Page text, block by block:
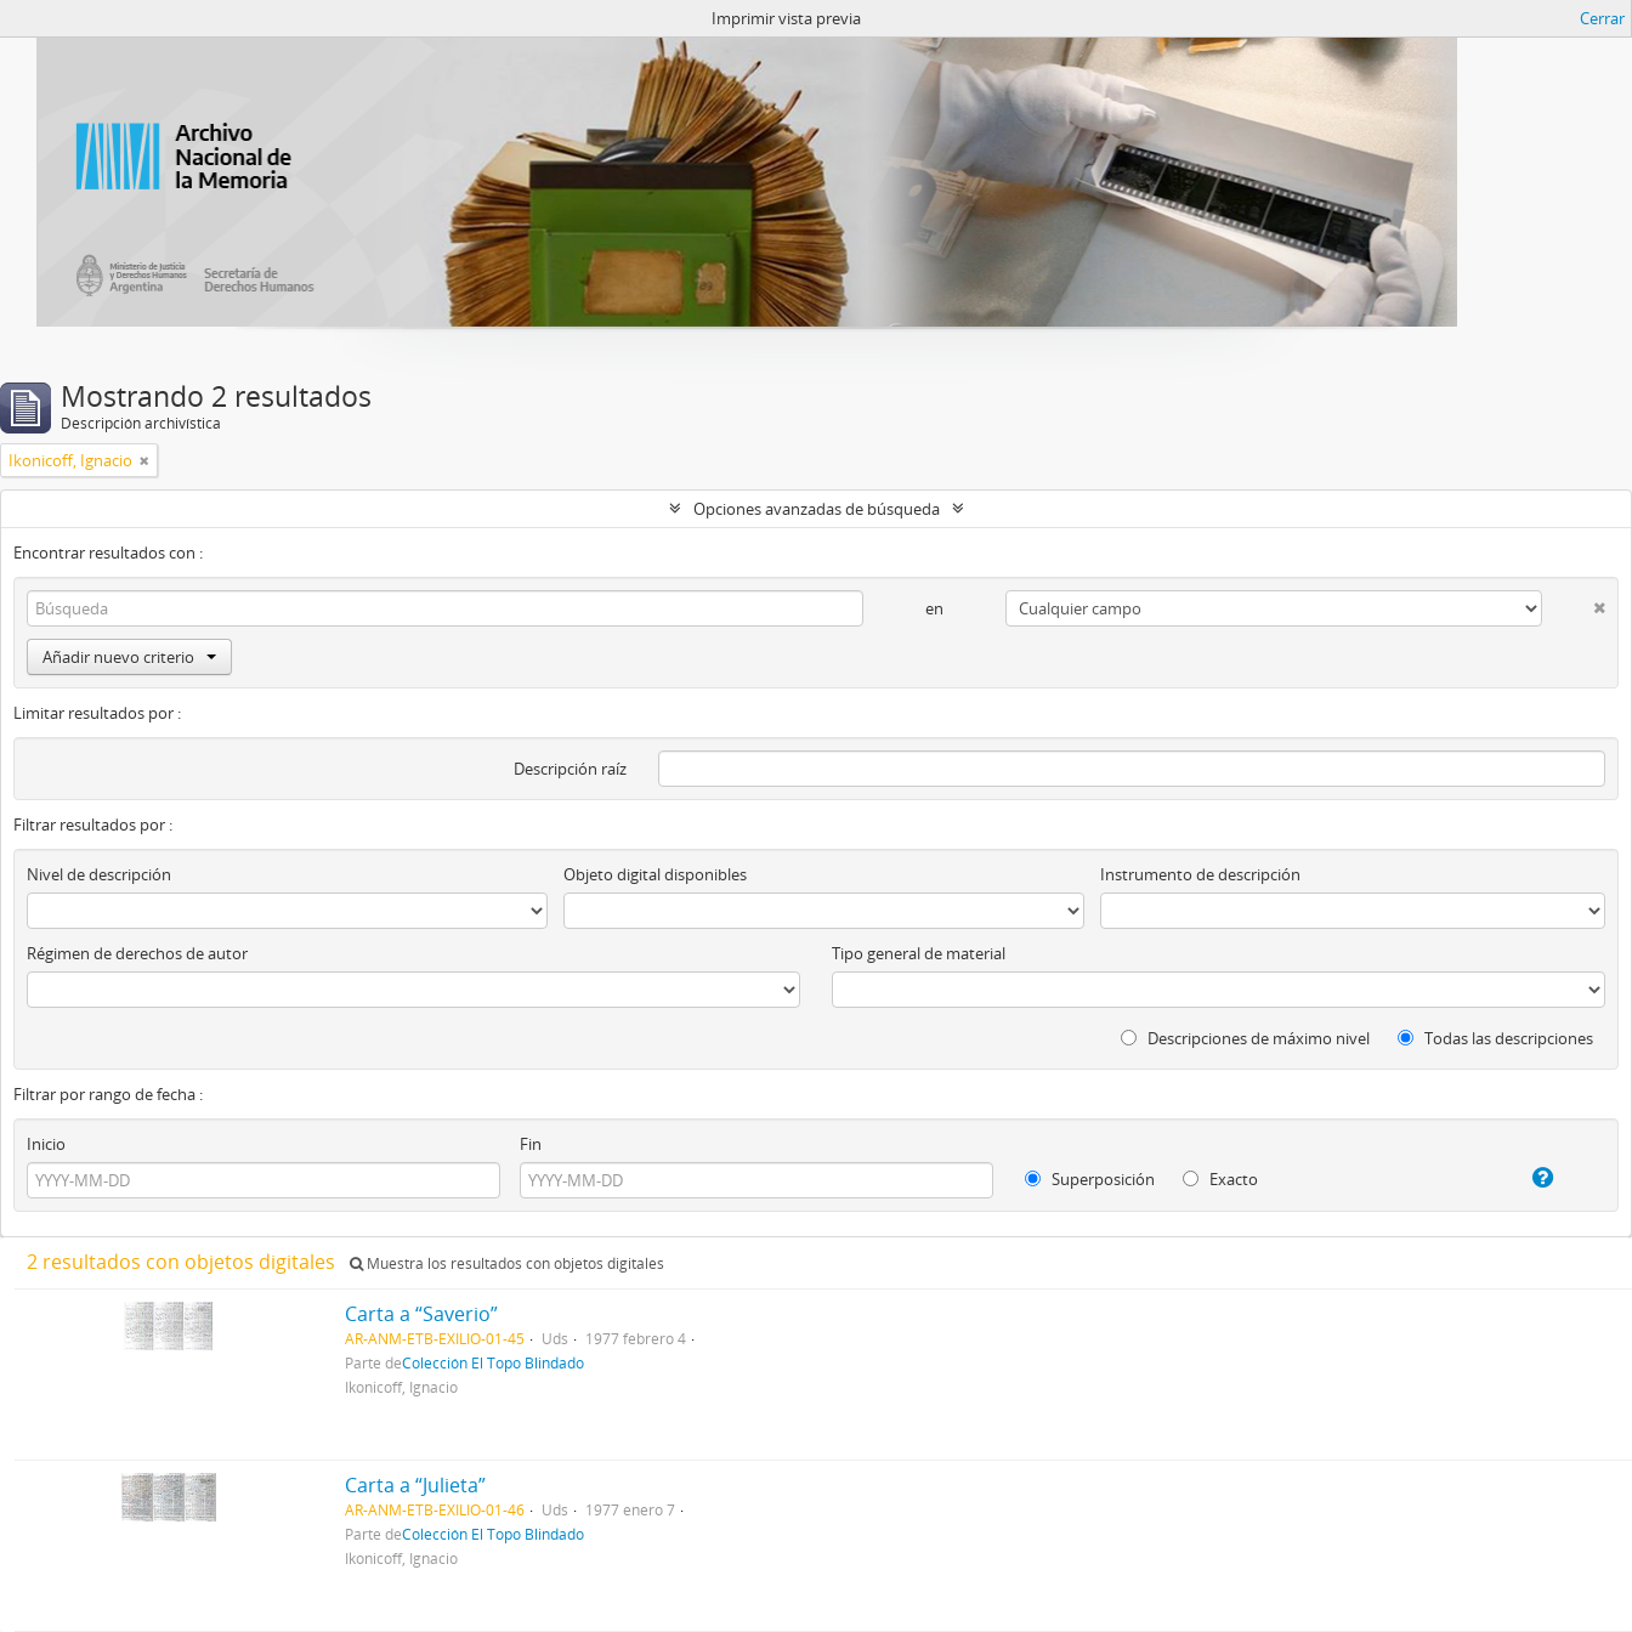
Imprimir vista previa Cerrar
Mostrando 2 resultados
Descripción archivística
Ikonicoff, Ignacio
Opciones avanzadas de búsqueda
Encontrar resultados con :
en
Añadir nuevo criterio
Limitar resultados por :
Descripción raíz
Filtrar resultados por :
Nivel de descripción Objeto digital disponibles Instrumento de descripción
Régimen de derechos de autor Tipo general de material
Descripciones de máximo nivel Todas las descripciones
Filtrar por rango de fecha :
Inicio
Fin
Superposición
Exacto
2 resultados con objetos digitales Muestra los resultados con objetos digitales
Carta a “Saverio”
AR-ANM-ETB-EXILIO-01-45 Uds
1977 febrero 4
Parte deColección El Topo Blindado
Ikonicoff, Ignacio
Carta a “Julieta”
AR-ANM-ETB-EXILIO-01-46 Uds
1977 enero 7
Parte deColección El Topo Blindado
Ikonicoff, Ignacio